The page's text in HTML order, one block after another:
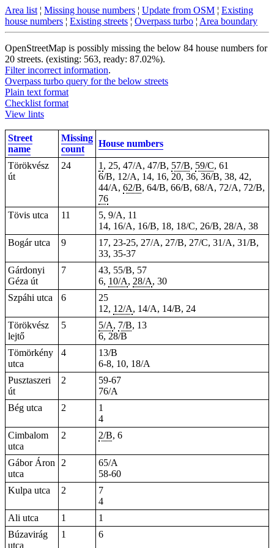
Area list ¦ Missing house numbers ¦ Update from OSM ¦ Existing
house numbers ¦ Existing streets ¦ Overpass turbo ¦ Area boundary
OpenStreetMap is possibly missing the below 84 house numbers for
20 streets. (existing: 563, ready: 87.02%).
Filter incorrect information.
Overpass turbo query for the below streets
Plain text format
Checklist format
View lints
Street
name
Missing
count
House numbers
Törökvész
út
24 1 , 25, 47/A, 47/B, 57/B, 59/C, 61
6/B, 12/A, 14, 16, 20, 36, 36/B, 38, 42,
44/A, 62/B, 64/B, 66/B, 68/A, 72/A, 72/B,
76
Tövis utca
11
5, 9/A, 11
14, 16/A, 16/B, 18, 18/C, 26/B, 28/A, 38
Bogár utca
9
17, 23-25, 27/A, 27/B, 27/C, 31/A, 31/B,
33, 35-37
Gárdonyi
Géza út
7
43, 55/B, 57
6, 10/A, 28/A, 30
Szpáhi utca
6
25
12, 12/A, 14/A, 14/B, 24
Törökvész
lejtő
5 5/A, 7/B, 13
6, 28/B
Tömörkény
utca
4
13/B
6-8, 10, 18/A
Pusztaszeri
út
2
59-67
76/A
Bég utca
2
1
4
Cimbalom
utca
2 2/B, 6
Gábor Áron
utca
2
65/A
58-60
Kulpa utca
2
7
4
Ali utca
1
1
Búzavirág
utca
1 6